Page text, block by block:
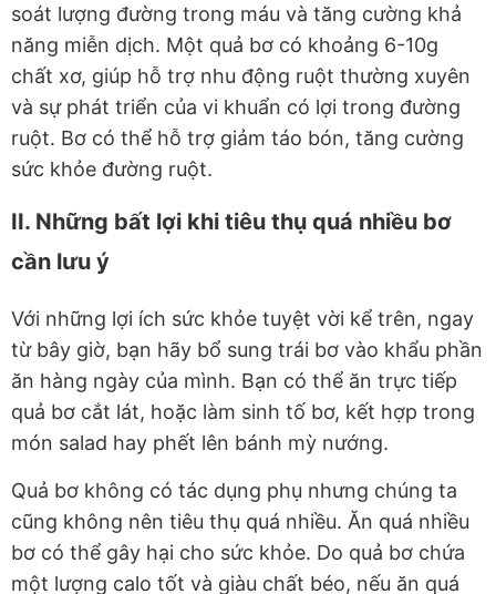
soát lượng đường trong máu và tăng cường khả
năng miễn dịch. Một quả bơ có khoảng 6-10g
chất xơ, giúp hỗ trợ nhu động ruột thường xuyên
và sự phát triển của vi khuẩn có lợi trong đường
ruột. Bơ có thể hỗ trợ giảm táo bón, tăng cường
sức khỏe đường ruột.
II. Những bất lợi khi tiêu thụ quá nhiều bơ
cần lưu ý
Với những lợi ích sức khỏe tuyệt vời kể trên, ngay
từ bây giờ, bạn hãy bổ sung trái bơ vào khẩu phần
ăn hàng ngày của mình. Bạn có thể ăn trực tiếp
quả bơ cắt lát, hoặc làm sinh tố bơ, kết hợp trong
món salad hay phết lên bánh mỳ nướng.
Quả bơ không có tác dụng phụ nhưng chúng ta
cũng không nên tiêu thụ quá nhiều. Ăn quá nhiều
bơ có thể gây hại cho sức khỏe. Do quả bơ chứa
một lượng calo tốt và giàu chất béo, nếu ăn quá